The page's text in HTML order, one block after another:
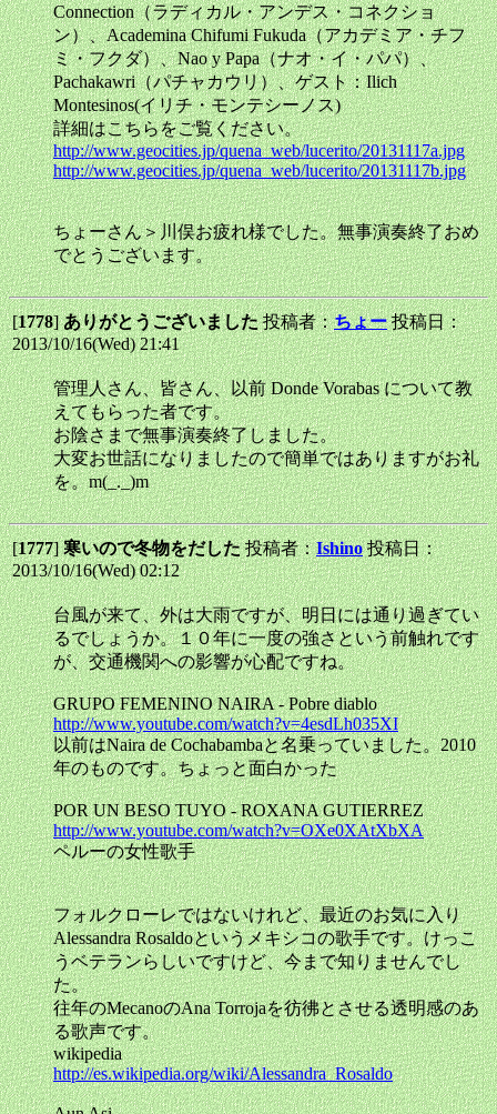
Connection（ラディカル・アンデス・コネクショ
ン）、Academina Chifumi Fukuda（アカデミア・チフ
ミ・フクダ）、Nao y Papa（ナオ・イ・パパ）、
Pachakawri（パチャカウリ）、ゲスト：Ilich
Montesinos(イリチ・モンテシーノス)
詳細はこちらをご覧ください。
http://www.geocities.jp/quena_web/lucerito/20131117a.jpg
http://www.geocities.jp/quena_web/lucerito/20131117b.jpg
ちょーさん＞川俣お疲れ様でした。無事演奏終了おめ
でとうございます。
[1778]ありがとうございました投稿者：ちょー 投稿日：
2013/10/16(Wed) 21:41
管理人さん、皆さん、以前 Donde Vorabas について教
えてもらった者です。
お陰さまで無事演奏終了しました。
大変お世話になりましたので簡単ではありますがお礼
を。m(_._)m
[1777]寒いので冬物をだした投稿者：Ishino 投稿日：
2013/10/16(Wed) 02:12
台風が来て、外は大雨ですが、明日には通り過ぎてい
るでしょうか。１０年に一度の強さという前触れです
が、交通機関への影響が心配ですね。
GRUPO FEMENINO NAIRA - Pobre diablo
http://www.youtube.com/watch?v=4esdLh035XI
以前はNaira de Cochabambaと名乗っていました。2010
年のものです。ちょっと面白かった
POR UN BESO TUYO - ROXANA GUTIERREZ
http://www.youtube.com/watch?v=OXe0XAtXbXA
ペルーの女性歌手
フォルクローレではないけれど、最近のお気に入り
Alessandra Rosaldoというメキシコの歌手です。けっこ
うベテランらしいですけど、今まで知りませんでし
た。
往年のMecanoのAna Torrojaを彷彿とさせる透明感のあ
る歌声です。
wikipedia
http://es.wikipedia.org/wiki/Alessandra_Rosaldo